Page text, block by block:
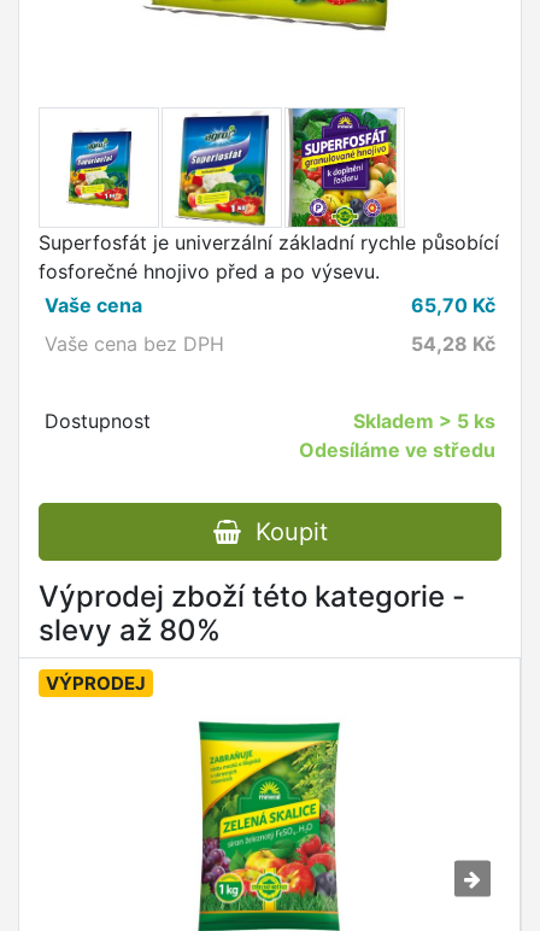
Superfosfát je univerzální základní rychle působící
fosforečné hnojivo před a po výsevu.
Vaše cena
65,70 Kč
Vaše cena bez DPH
54,28 Kč
Dostupnost Skladem > 5 ks
Odesíláme ve středu
Koupit
Výprodej zboží této kategorie -
slevy až 80%
VÝPRODEJ